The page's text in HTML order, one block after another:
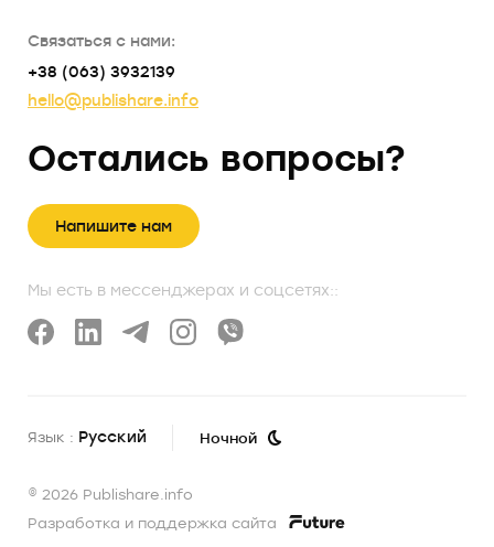
Связаться с нами:
+38 (063) 3932139
hello@publishare.info
Остались вопросы?
Напишите нам
Мы есть в мессенджерах и соцсетях::
© 2026 Publishare.info
Разработка и поддержка сайта
Язык : Русский Ночной